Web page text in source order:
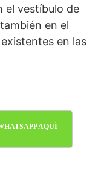
el vestíbulo de
en el
en las
AQUÍ